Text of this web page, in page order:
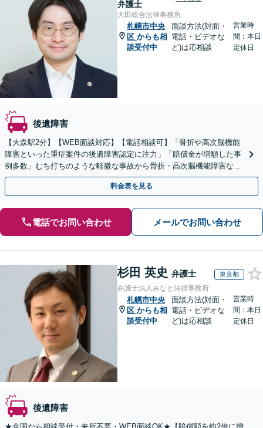
弁護士
大田総合法律事務所
札幌市中央
区 からも相
談受付中
面談方法(対面・
電話・ビデオな
ど)は応相談
営業時
間：本日
定休日
後遺障害
【大森駅2分】【WEB面談対応】【電話相談可】「骨折や高次脳機能
障害といった重症案件の後遺障害認定に注力」「賠償金が増額した事
例多数」むち打ちのような軽微な事故から骨折・高次脳機能障害など
の重症事故まで、事故の規模に関わらず対応いたします
料金表を見る
電話でお問い合わせ メールでお問い合わせ
杉田 英史 弁護士 東京都
弁護士法人みなと法律事務所
札幌市中央
区 からも相
談受付中
面談方法(対面・
電話・ビデオな
ど)は応相談
営業時
間：本日
定休日
後遺障害